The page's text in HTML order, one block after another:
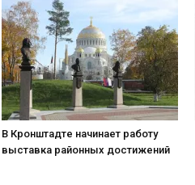
В Кронштадте начинает работу
выставка районных достижений